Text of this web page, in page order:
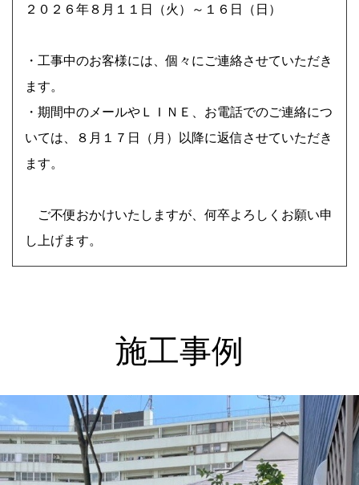
採り雑木で木陰・木漏れ日のあるもうひとつのリビング
２０２６年 夏季休暇について
２０２６年８月１１日（火）～１６日（日）
・工事中のお客様には、個々にご連絡させていただき
ます。
・期間中のメールやＬＩＮＥ、お電話でのご連絡につ
いては、８月１７日（月）以降に返信させていただき
ます。
ご不便おかけいたしますが、何卒よろしくお願い申
し上げます。
施工事例